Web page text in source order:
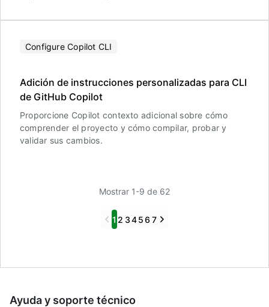
Configure Copilot CLI
Adición de instrucciones personalizadas para CLI
de GitHub Copilot
Proporcione Copilot contexto adicional sobre cómo
comprender el proyecto y cómo compilar, probar y
validar sus cambios.
Mostrar 1-9 de 62
Previous
1 2 3456 7 Next
Ayuda y soporte técnico